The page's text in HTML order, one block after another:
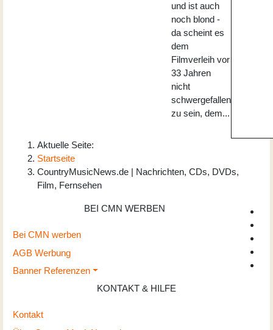
und ist auch
noch blond -
da scheint es
dem
Filmverleih vor
33 Jahren
nicht
schwergefallen
zu sein, dem...
Aktuelle Seite:
Startseite
CountryMusicNews.de | Nachrichten, CDs, DVDs,
Film, Fernsehen
BEI CMN WERBEN
Bei CMN werben
AGB Werbung
Banner Referenzen
KONTAKT & HILFE
Kontakt